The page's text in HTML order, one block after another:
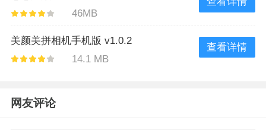
46MB
美颜美拼相机手机版 v1.0.2
14.1 MB
查看详情
网友评论